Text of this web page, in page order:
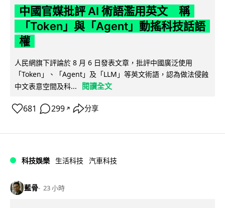
中國官媒批評 AI 術語濫用英文 稱
「Token」與「Agent」動搖科技話語
權
人民網旗下評論於 8 月 6 日發表文章，批評中國廣泛使用
「Token」、「Agent」及「LLM」等英文術語，認為做法侵蝕
中文表意空間及科...
閱讀全文
681 299 ↗ 分享
科技娛樂 生活科技 汽車科技
藍骨 23 小時